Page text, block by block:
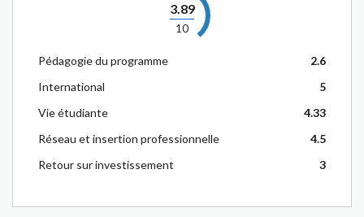
3.89
10
Pédagogie du programme
2.6
International
5
Vie étudiante
4.33
Réseau et insertion professionnelle
4.5
Retour sur investissement
3